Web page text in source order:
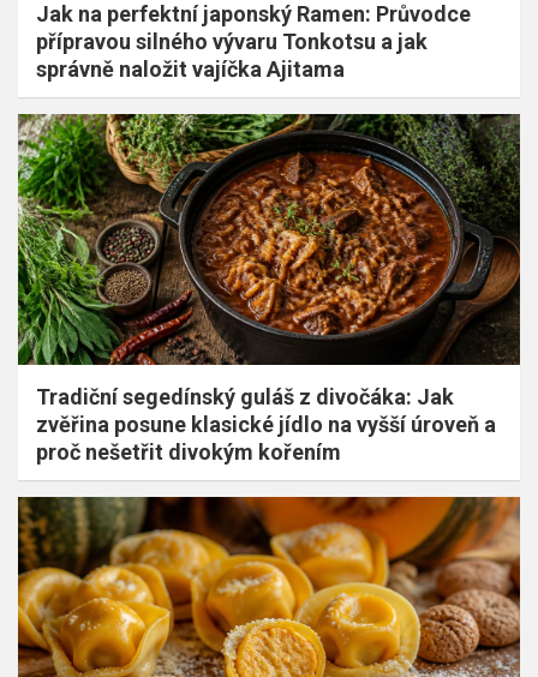
Jak na perfektní japonský Ramen: Průvodce
přípravou silného vývaru Tonkotsu a jak
správně naložit vajíčka Ajitama
Tradiční segedínský guláš z divočáka: Jak
zvěřina posune klasické jídlo na vyšší úroveň a
proč nešetřit divokým kořením